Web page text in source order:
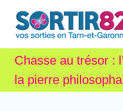
Chasse au trésor :
la pierre